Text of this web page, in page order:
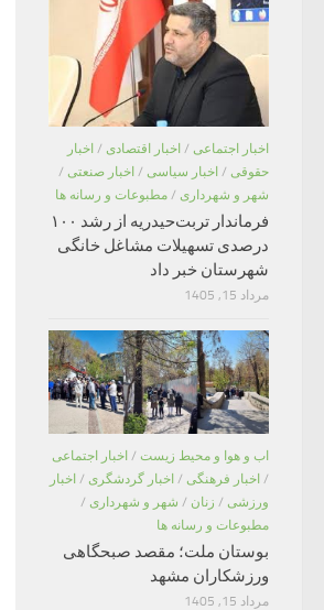
اخبار اجتماعی / اخبار اقتصادی / اخبار
حقوقی / اخبار سیاسی / اخبار صنعتی /
شهر و شهرداری / مطبوعات و رسانه ها
فرماندار تربت‌حیدریه از رشد ۱۰۰
درصدی تسهیلات مشاغل خانگی
شهرستان خبر داد
مرداد 15, 1405
اب و هوا و محیط زیست / اخبار اجتماعی
/ اخبار فرهنگی / اخبار گردشگری / اخبار
ورزشی / زنان / شهر و شهرداری /
مطبوعات و رسانه ها
بوستان ملت؛ مقصد صبحگاهی
ورزشکاران مشهد
مرداد 15, 1405